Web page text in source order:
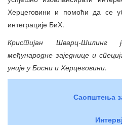
Херцеговини и помоћи да се
интеграције БиХ.
Кристијан Шварц-Шилинг
међународне заједнице и
уније у Босни и Херцеговини.
Саопштења